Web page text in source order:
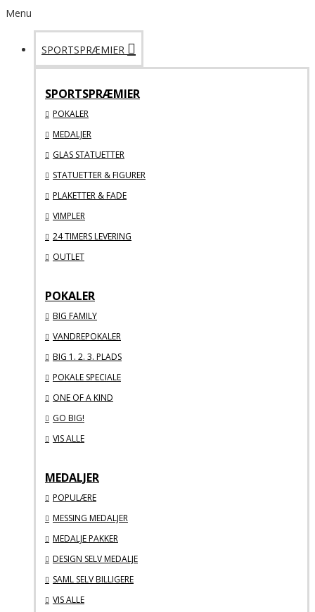
Menu
SPORTSPRÆMIER
SPORTSPRÆMIER
POKALER
MEDALJER
GLAS STATUETTER
STATUETTER & FIGURER
PLAKETTER & FADE
VIMPLER
24 TIMERS LEVERING
OUTLET
POKALER
BIG FAMILY
VANDREPOKALER
BIG 1. 2. 3. PLADS
POKALE SPECIALE
ONE OF A KIND
GO BIG!
VIS ALLE
MEDALJER
POPULÆRE
MESSING MEDALJER
MEDALJE PAKKER
DESIGN SELV MEDALJE
SAML SELV BILLIGERE
VIS ALLE